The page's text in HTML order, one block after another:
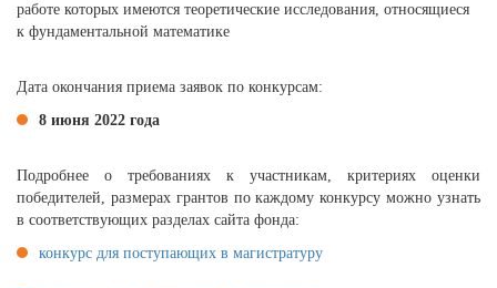
работе которых имеются теоретические исследования, относящиеся
к фундаментальной математике
Дата окончания приема заявок по конкурсам:
8 июня 2022 года
Подробнее о требованиях к участникам, критериях оценки
победителей, размерах грантов по каждому конкурсу можно узнать
в соответствующих разделах сайта фонда:
конкурс для поступающих в магистратуру